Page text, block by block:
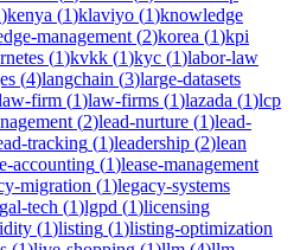
)kenya (1)klaviyo (1)knowledge
management (2)korea (1)kpi
(1)kvkk (1)kyc (1)labor-law
(4)langchain (3)large-datasets
firm (1)law-firms (1)lazada (1)lcp
(2)lead-nurture (1)lead-
tracking (1)leadership (2)lean
accounting (1)lease-management
migration (1)legacy-systems
tech (1)lgpd (1)licensing
(1)listing (1)listing-optimization